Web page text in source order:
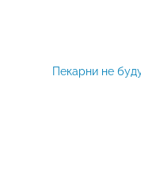
Пекарни не